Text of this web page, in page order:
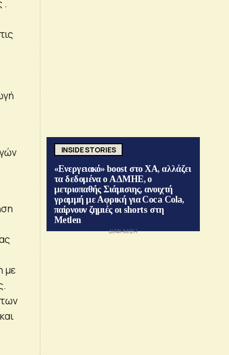
.
με
INSIDE STORIES
«Ενεργειακό» boost στο ΧΑ, αλλάζει
τα δεδομένα ο ΑΔΜΗΕ, ο
μετριοπαθής Σιάμισιης, ανοιχτή
γραμμή με Αφρική για Coca Cola,
παίρνουν ζημιές οι shorts στη
Metlen